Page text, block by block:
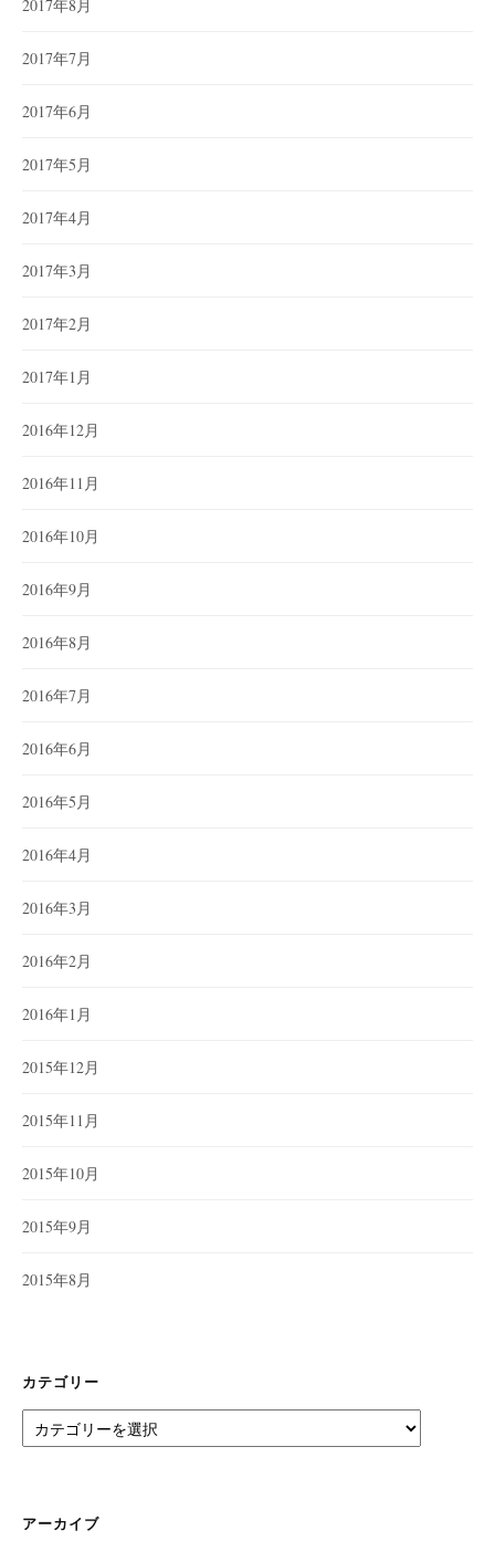
2017年8月
2017年7月
2017年6月
2017年5月
2017年4月
2017年3月
2017年2月
2017年1月
2016年12月
2016年11月
2016年10月
2016年9月
2016年8月
2016年7月
2016年6月
2016年5月
2016年4月
2016年3月
2016年2月
2016年1月
2015年12月
2015年11月
2015年10月
2015年9月
2015年8月
カテゴリー
テ
ー
アーカイブ